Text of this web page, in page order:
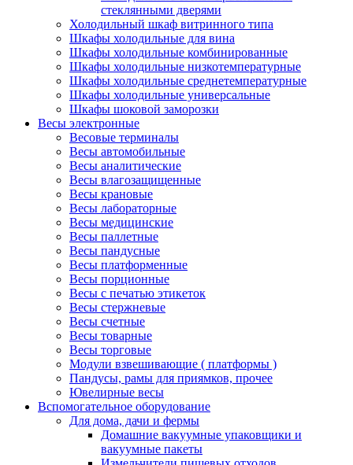
стеклянными дверями
Холодильный шкаф витринного типа
Шкафы холодильные для вина
Шкафы холодильные комбинированные
Шкафы холодильные низкотемпературные
Шкафы холодильные среднетемпературные
Шкафы холодильные универсальные
Шкафы шоковой заморозки
Весы электронные
Весовые терминалы
Весы автомобильные
Весы аналитические
Весы влагозащищенные
Весы крановые
Весы лабораторные
Весы медицинские
Весы паллетные
Весы пандусные
Весы платформенные
Весы порционные
Весы с печатью этикеток
Весы стержневые
Весы счетные
Весы товарные
Весы торговые
Модули взвешивающие ( платформы )
Пандусы, рамы для приямков, прочее
Ювелирные весы
Вспомогательное оборудование
Для дома, дачи и фермы
Домашние вакуумные упаковщики и
вакуумные пакеты